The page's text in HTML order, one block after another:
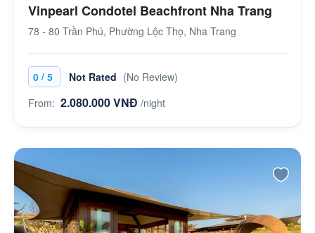
Vinpearl Condotel Beachfront Nha Trang
78 - 80 Trần Phú, Phường Lộc Thọ, Nha Trang
0 / 5 Not Rated (No Review)
From: 2.080.000 VNĐ /night